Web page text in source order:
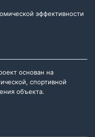
эффективности
основан на
спортивной
объекта.